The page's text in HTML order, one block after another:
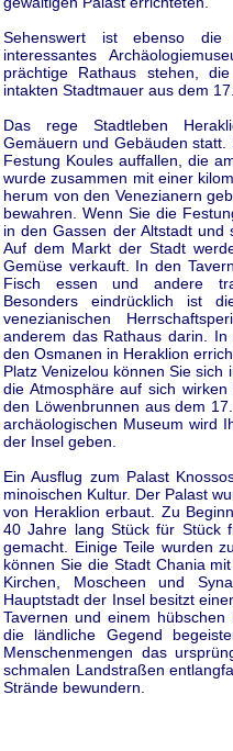
Sehenswert ist ebenso
interessantes
prächtige Rathaus stehen,
intakten Stadtmauer aus dem
Das rege Stadtleben
Gemäuern und Gebäuden
Festung Koules auffallen, die
wurde zusammen mit einer
herum von den Venezianern
bewahren. Wenn Sie die
in den Gassen der Altstadt und
Auf dem Markt der Stadt
Gemüse verkauft. In den
Fisch essen und andere
Besonders eindrücklich ist
venezianischen
anderem das Rathaus darin.
den Osmanen in Heraklion
Platz Venizelou können Sie
die Atmosphäre auf sich
den Löwenbrunnen aus dem
archäologischen Museum wird
der Insel geben.
Ein Ausflug zum Palast
minoischen Kultur. Der Palast
von Heraklion erbaut. Zu
40 Jahre lang Stück für Stück
gemacht. Einige Teile wurden
können Sie die Stadt Chania
Kirchen, Moscheen und
Hauptstadt der Insel besitzt
Tavernen und einem
die ländliche Gegend
Menschenmengen das
schmalen Landstraßen
Strände bewundern.